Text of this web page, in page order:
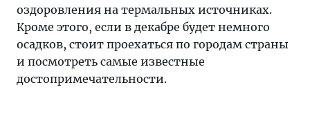
оздоровления на термальных источниках.
Кроме этого, если в декабре будет немного
осадков, стоит проехаться по городам страны
и посмотреть самые известные
достопримечательности.